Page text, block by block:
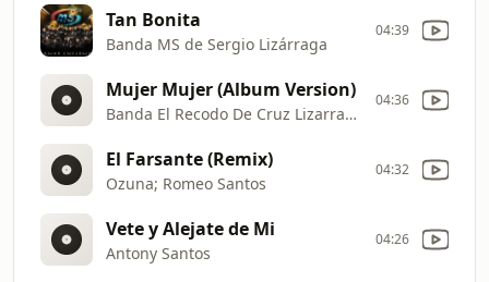
Tan Bonita
Banda MS de Sergio Lizárraga
04:39
Mujer Mujer (Album Version)
Banda El Recodo De Cruz Lizarraga
04:36
El Farsante (Remix)
Ozuna; Romeo Santos
04:32
Vete y Alejate de Mi
Antony Santos
04:26